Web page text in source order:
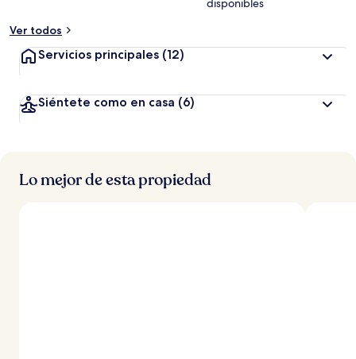
disponibles
Ver todos
Servicios principales (12)
Siéntete como en casa (6)
Lo mejor de esta propiedad